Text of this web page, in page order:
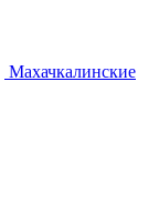
Махачкалинские